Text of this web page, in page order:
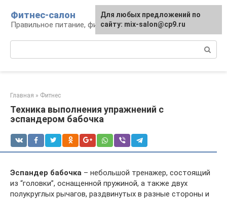
контенту
Фитнес-салон
Правильное питание, фитнес, образ жизни
Главная » Фитнес
Техника выполнения упражнений с
эспандером бабочка
Эспандер бабочка – небольшой тренажер, состоящий
из “головки”, оснащенной пружиной, а также двух
полукруглых рычагов, раздвинутых в разные стороны и
Для любых предложений по
сайту: mix-salon@cp9.ru